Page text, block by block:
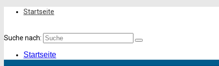
Startseite
Suche nach:
Startseite